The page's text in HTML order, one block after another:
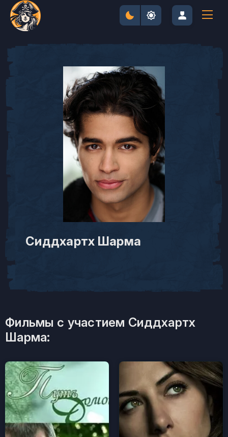
Сиддхартх Шарма
Фильмы с участием Сиддхартх
Шарма: